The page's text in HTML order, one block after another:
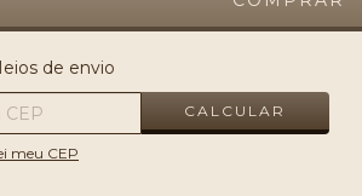
para o CEP:
de envio
CALCULAR
meu CEP